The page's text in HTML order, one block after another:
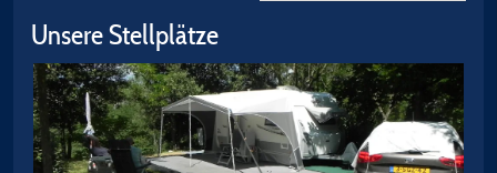
Unsere Stellplätze